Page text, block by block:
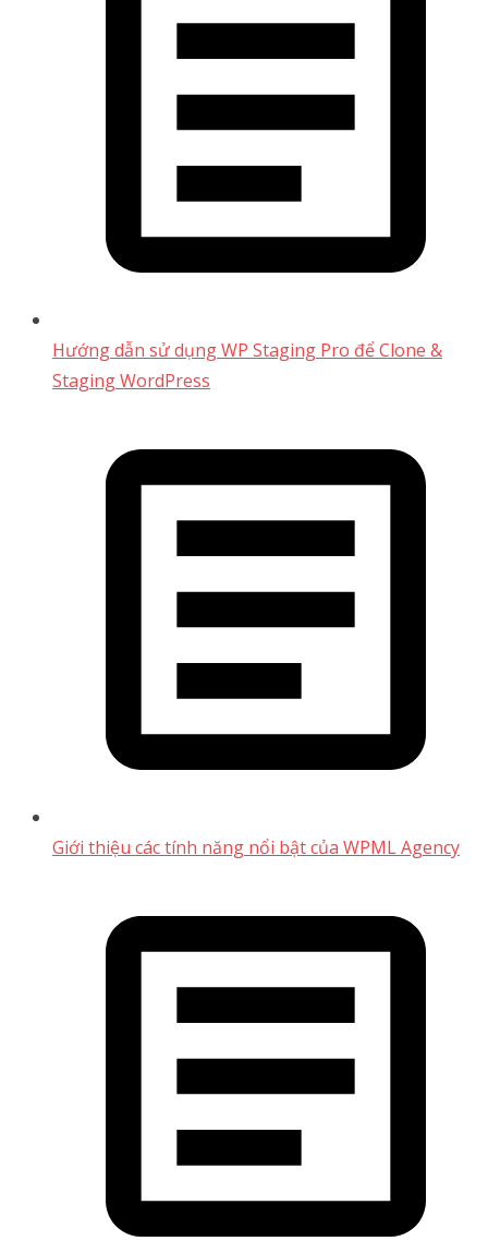
Hướng dẫn sử dụng WP Staging Pro để Clone &
Staging WordPress
Giới thiệu các tính năng nổi bật của WPML Agency